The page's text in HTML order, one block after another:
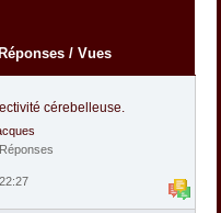
Réponses / Vues
cérebelleuse.